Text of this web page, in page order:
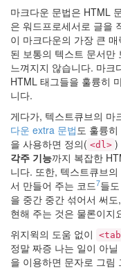
마크다운 문법은 HTML
은 워드프로세서로 글을
이 마크다운의 가장 큰
된 보통의 텍스트 문서만
느껴지지 않습니다. 마크
HTML 태그들을 훌륭히
니다.
게다가, 텍스트큐브의 마
다운 extra 문법도 훌륭
을 사용하면 정의( <dl> )
각주 기능까지 복잡한
니다. 또한, 텍스트큐브
서 만들어 주는 코드7들
을 중간 중간 섞어서 써
현해 주는 것은 물론이지
위지윅의 도움 없이
정말 짜증 나는 일이 아
을 이용하면 문자로 그림
는
운
영
되
지
않
습
니
다.
by
hi8ar
산
사
자
안
녕!
:)